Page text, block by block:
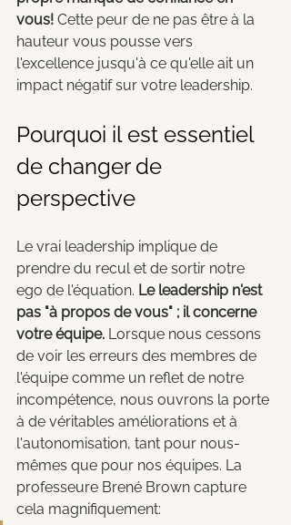
vous! Cette peur de ne pas être à la
hauteur vous pousse vers
l'excellence jusqu'à ce qu'elle ait un
impact négatif sur votre leadership.
Pourquoi il est essentiel
de changer de
perspective
Le vrai leadership implique de
prendre du recul et de sortir notre
ego de l'équation. Le leadership n'est
pas "à propos de vous" ; il concerne
votre équipe. Lorsque nous cessons
de voir les erreurs des membres de
l'équipe comme un reflet de notre
incompétence, nous ouvrons la porte
à de véritables améliorations et à
l'autonomisation, tant pour nous-
mêmes que pour nos équipes. La
professeure Brené Brown capture
cela magnifiquement: